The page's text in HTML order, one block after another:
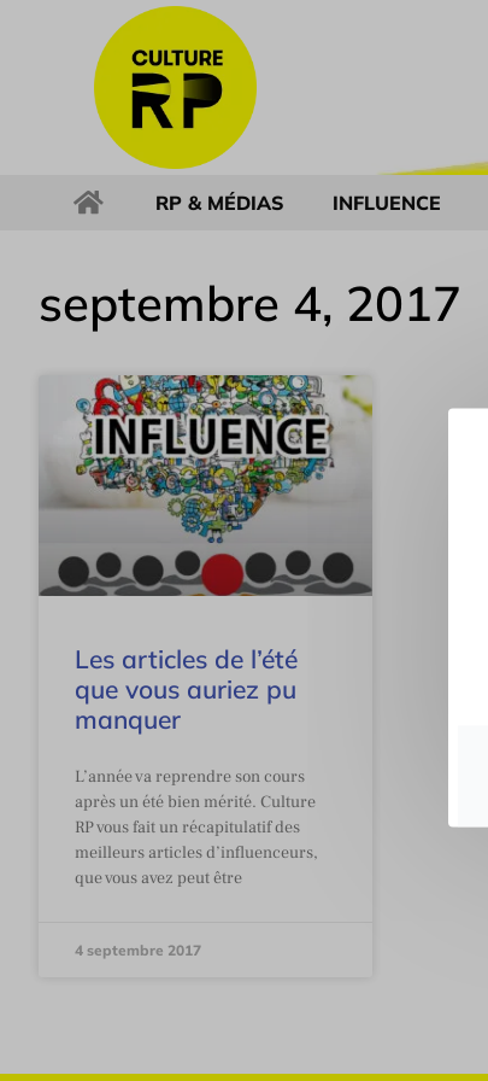
RP & MÉDIAS INFLUENCE
septembre 4, 2017
Les articles de l’été
que vous auriez pu
manquer
L’année va reprendre son cours
après un été bien mérité. Culture
RP vous fait un récapitulatif des
meilleurs articles d’influenceurs,
que vous avez peut être
4 septembre 2017